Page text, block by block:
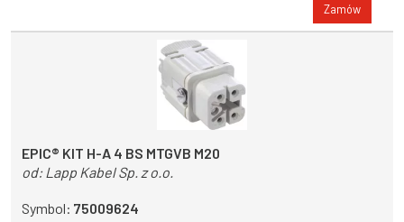
Zamów
EPIC® KIT H-A 4 BS MTGVB M20
od: Lapp Kabel Sp. z o.o.
Symbol: 75009624